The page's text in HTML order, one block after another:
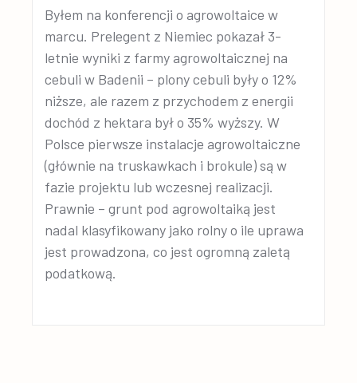
Byłem na konferencji o agrowoltaice w
marcu. Prelegent z Niemiec pokazał 3-
letnie wyniki z farmy agrowoltaicznej na
cebuli w Badenii – plony cebuli były o 12%
niższe, ale razem z przychodem z energii
dochód z hektara był o 35% wyższy. W
Polsce pierwsze instalacje agrowoltaiczne
(głównie na truskawkach i brokule) są w
fazie projektu lub wczesnej realizacji.
Prawnie – grunt pod agrowoltaiką jest
nadal klasyfikowany jako rolny o ile uprawa
jest prowadzona, co jest ogromną zaletą
podatkową.